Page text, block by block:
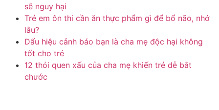
sẽ nguy hại
Trẻ em ôn thi cần ăn thực phẩm gì để bổ não, nhớ
lâu?
Dấu hiệu cảnh báo bạn là cha mẹ độc hại không
tốt cho trẻ
12 thói quen xấu của cha mẹ khiến trẻ dễ bắt
chước